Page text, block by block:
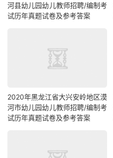
河县幼儿园幼儿教师招聘/编制考
试历年真题试卷及参考答案
2020年黑龙江省大兴安岭地区漠
河市幼儿园幼儿教师招聘/编制考
试历年真题试卷及参考答案